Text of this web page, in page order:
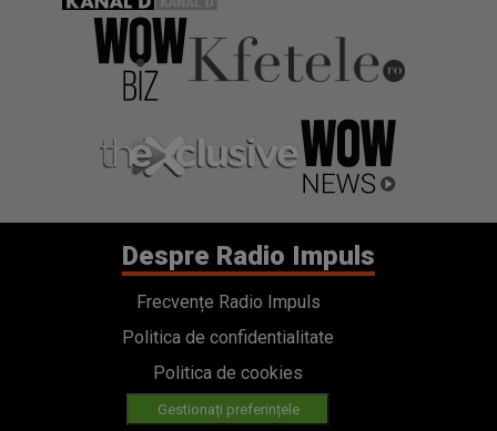
Despre Radio Impuls
Frecvențe Radio Impuls
Politica de confidentialitate
Politica de cookies
Gestionați preferințele